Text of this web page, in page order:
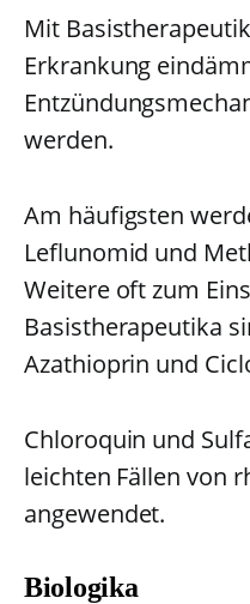
Mit
Erkrankung
werden.
Am häufigsten
Leflunomid und
Weitere oft zum
Basistherapeutika
Azathioprin und
Chloroquin und
leichten Fällen von
angewendet.
Biologika